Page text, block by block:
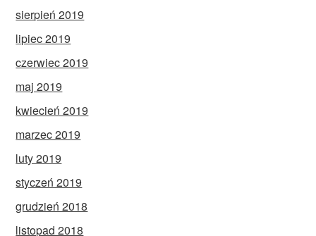
sierpień 2019
lipiec 2019
czerwiec 2019
maj 2019
kwiecień 2019
marzec 2019
luty 2019
styczeń 2019
grudzień 2018
listopad 2018